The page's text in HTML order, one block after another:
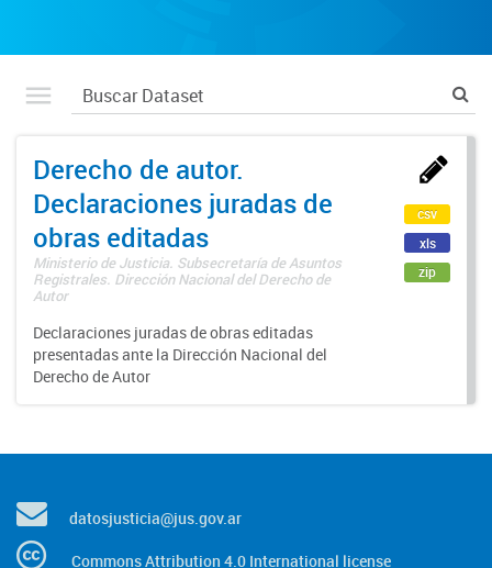
Derecho de autor.
Declaraciones juradas de
obras editadas
Ministerio de Justicia. Subsecretaría de Asuntos
Registrales. Dirección Nacional del Derecho de
Autor
Declaraciones juradas de obras editadas
presentadas ante la Dirección Nacional del
Derecho de Autor
csv
xls
zip
datosjusticia@jus.gov.ar
Commons Attribution 4.0 International license